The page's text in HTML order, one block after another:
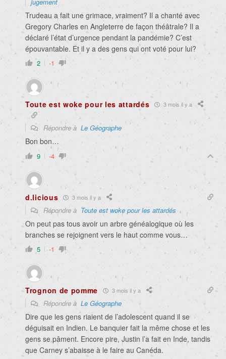
Trudeau a fait une grimace, vraiment? Il a chanté avec
Gregory Charles en Angleterre de façon théâtrale? Il a
déclaré l’état d’urgence pendant la pandémie? C’est
épouvantable. Et il y a des gens qui ont voté pour lui?
2 -1
Toute est woke pour les attardés 3 mois il y a
Répondre à Le Géographe
Bon bon…
9 -4
d.licious 3 mois il y a
Répondre à Toute est woke pour les attardés
On peut pas tous avoir un arbre généalogique où les
branches se rejoignent vers le haut comme vous…
5 -1
Trognon de pomme 3 mois il y a
Répondre à Le Géographe
Dire que les gens riaient de l’adolescent quand il se
déguisait en Indien. Le banquier fait la même chose et les
gens se pâment. Encore pire, Justin l’a fait en Inde, tandis
que Carney s’abaisse à le faire au Canéda.